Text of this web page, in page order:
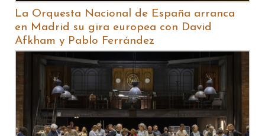
La Orquesta Nacional de España arranca
en Madrid su gira europea con David
Afkham y Pablo Ferrández